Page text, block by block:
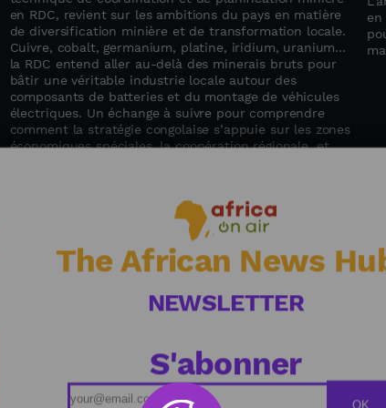
en RDC, revient sur les ambitions du pays en matière
de diversification minière et de transformation locale.
Cuivre, cobalt, germanium, platine, iridium, uranium…
la RDC entend aller au-delà des minerais bruts pour
bâtir une véritable industrie locale autour des
composants de batteries et du montage de véhicules
électriques. Un échange à suivre pour comprendre
comment la stratégie congolaise s’appuie sur les zones
économiques spéciales, la coopération régionale, et
en
Podcasts
The African News
NEWSLETTER
S'abonner
OK